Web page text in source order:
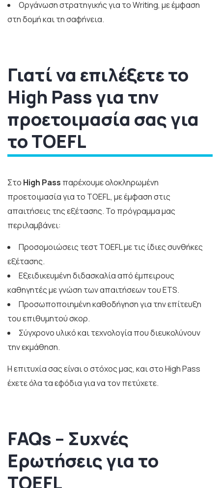
Οργάνωση στρατηγικής για το Writing, με έμφαση
στη δομή και τη σαφήνεια.
Γιατί να επιλέξετε το
High Pass για την
προετοιμασία σας για
το TOEFL
Στο High Pass παρέχουμε ολοκληρωμένη
προετοιμασία για το TOEFL, με έμφαση στις
απαιτήσεις της εξέτασης. Το πρόγραμμα μας
περιλαμβάνει:
Προσομοιώσεις τεστ TOEFL με τις ίδιες συνθήκες
εξέτασης.
Εξειδικευμένη διδασκαλία από έμπειρους
καθηγητές με γνώση των απαιτήσεων του ETS.
Προσωποποιημένη καθοδήγηση για την επίτευξη
του επιθυμητού σκορ.
Σύγχρονο υλικό και τεχνολογία που διευκολύνουν
την εκμάθηση.
Η επιτυχία σας είναι ο στόχος μας, και στο High Pass
έχετε όλα τα εφόδια για να τον πετύχετε.
FAQs – Συχνές
Ερωτήσεις για το
TOEFL